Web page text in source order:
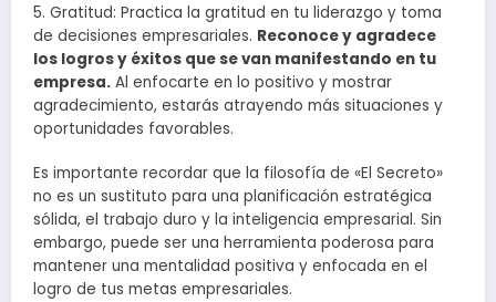
5. Gratitud: Practica la gratitud en tu liderazgo y toma
de decisiones empresariales. Reconoce y agradece
los logros y éxitos que se van manifestando en tu
empresa. Al enfocarte en lo positivo y mostrar
agradecimiento, estarás atrayendo más situaciones y
oportunidades favorables.
Es importante recordar que la filosofía de «El Secreto»
no es un sustituto para una planificación estratégica
sólida, el trabajo duro y la inteligencia empresarial. Sin
embargo, puede ser una herramienta poderosa para
mantener una mentalidad positiva y enfocada en el
logro de tus metas empresariales.